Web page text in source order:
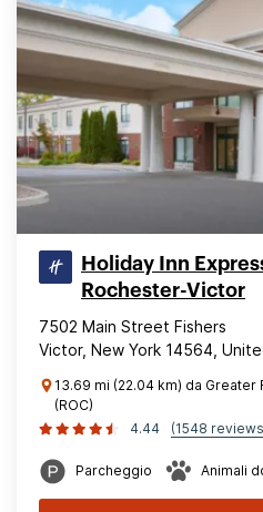
Holiday Inn
Rochester-Victor
7502 Main Street Fishers
Victor, New York 14564,
13.69 mi (22.04 km) da
(ROC)
4.44
(1548
Parcheggio Animali